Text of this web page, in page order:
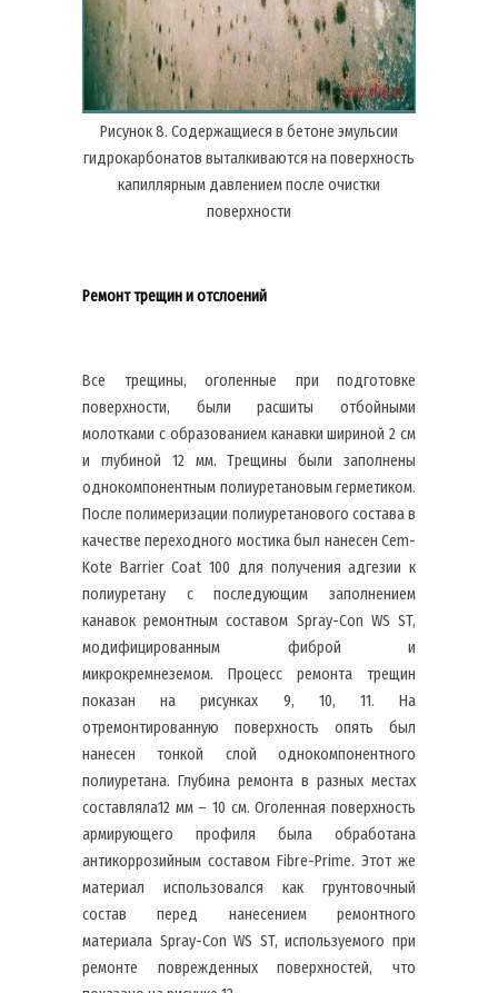
Рисунок 8. Содержащиеся в бетоне эмульсии
гидрокарбонатов выталкиваются на поверхность
капиллярным давлением после очистки
поверхности
Ремонт трещин и отслоений
Все трещины, оголенные при подготовке
поверхности, были расшиты отбойными
молотками с образованием канавки шириной 2 см
и глубиной 12 мм. Трещины были заполнены
однокомпонентным полиуретановым герметиком.
После полимеризации полиуретанового состава в
качестве переходного мостика был нанесен Cem-
Kote Barrier Coat 100 для получения адгезии к
полиуретану с последующим заполнением
канавок ремонтным составом Spray-Con WS ST,
модифицированным фиброй и
микрокремнеземом. Процесс ремонта трещин
показан на рисунках 9, 10, 11. На
отремонтированную поверхность опять был
нанесен тонкой слой однокомпонентного
полиуретана. Глубина ремонта в разных местах
составляла12 мм – 10 см. Оголенная поверхность
армирующего профиля была обработана
антикоррозийным составом Fibre-Prime. Этот же
материал использовался как грунтовочный
состав перед нанесением ремонтного
материала Spray-Con WS ST, используемого при
ремонте поврежденных поверхностей, что